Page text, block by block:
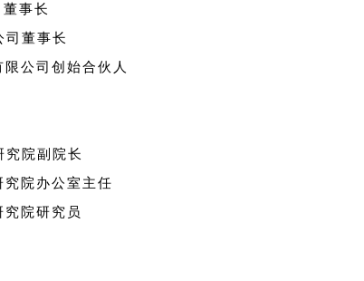
事长
董事长
公司创始合伙人
院副院长
院办公室主任
院研究员